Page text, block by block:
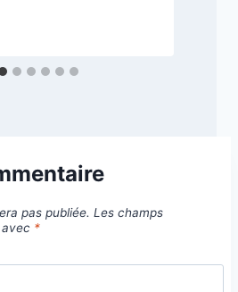
pas publiée. Les champs
*